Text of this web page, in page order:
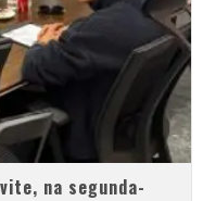
na segunda-